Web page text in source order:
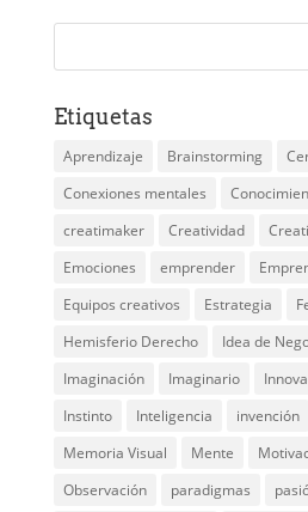
Etiquetas
Aprendizaje Brainstorming
Conexiones mentales
creatimaker
Creatividad
Emociones
emprender
Equipos creativos
Estrategia
Hemisferio Derecho
Idea de
Imaginación
Imaginario
Instinto
Inteligencia invención
Memoria Visual
Mente
Observación
paradigmas